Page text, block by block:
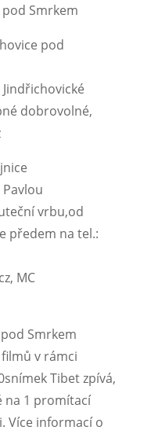
Smrkem
pod
dobrovolné,
vrbu,od
předem na tel.:
MC
Smrkem
v rámci
Tibet zpívá,
na 1 promítací
Více informací o